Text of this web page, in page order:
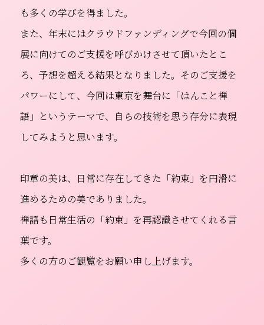
も多くの学びを得ました。
また、年末にはクラウドファンディングで今回の個
展に向けてのご支援を呼びかけさせて頂いたとこ
ろ、予想を超える結果となりました。そのご支援を
パワーにして、今回は東京を舞台に「はんこと禅
語」というテーマで、自らの技術を思う存分に表現
してみようと思います。
印章の美は、日常に存在してきた「約束」を円滑に
進めるための美でありました。
禅語も日常生活の「約束」を再認識させてくれる言
葉です。
多くの方のご観覧をお願い申し上げます。